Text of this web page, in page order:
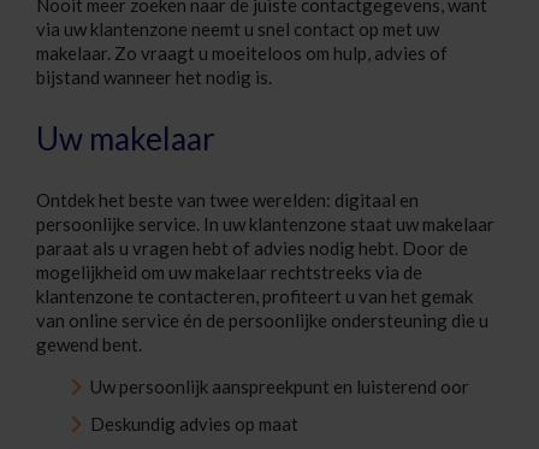
Nooit meer zoeken naar de juiste contactgegevens, want
via uw klantenzone neemt u snel contact op met uw
makelaar. Zo vraagt u moeiteloos om hulp, advies of
bijstand wanneer het nodig is.
Uw makelaar
Ontdek het beste van twee werelden: digitaal en
persoonlijke service. In uw klantenzone staat uw makelaar
paraat als u vragen hebt of advies nodig hebt. Door de
mogelijkheid om uw makelaar rechtstreeks via de
klantenzone te contacteren, profiteert u van het gemak
van online service én de persoonlijke ondersteuning die u
gewend bent.
Uw persoonlijk aanspreekpunt en luisterend oor
Deskundig advies op maat